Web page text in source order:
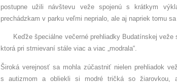
postupne užili návštevu veže spojenú s krátkym
prechádzkam v parku veľmi neprialo, ale aj napriek tomu
Keďže špeciálne večerné prehliadky Budatínskej veže
ktorá pri stmievaní stále viac a viac „modrala“.
Široká verejnosť sa mohla zúčastniť nielen prehliadok
s autizmom a obliekli si modré tričká so žiarovkou,